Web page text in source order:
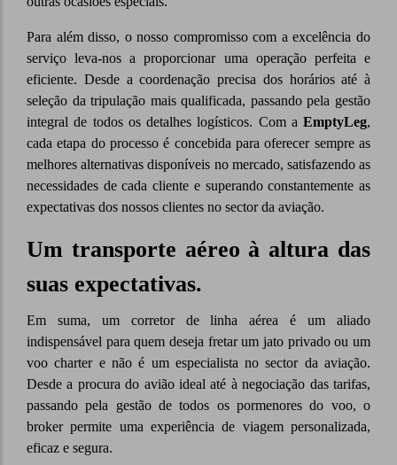
Para além disso, o nosso compromisso com a excelência do
serviço leva-nos a proporcionar uma operação perfeita e
eficiente. Desde a coordenação precisa dos horários até à
seleção da tripulação mais qualificada, passando pela gestão
integral de todos os detalhes logísticos. Com a EmptyLeg,
cada etapa do processo é concebida para oferecer sempre as
melhores alternativas disponíveis no mercado, satisfazendo as
necessidades de cada cliente e superando constantemente as
expectativas dos nossos clientes no sector da aviação.
Um transporte aéreo à altura das
suas expectativas.
Em suma, um corretor de linha aérea é um aliado
indispensável para quem deseja fretar um jato privado ou um
voo charter e não é um especialista no sector da aviação.
Desde a procura do avião ideal até à negociação das tarifas,
passando pela gestão de todos os pormenores do voo, o
broker permite uma experiência de viagem personalizada,
eficaz e segura.